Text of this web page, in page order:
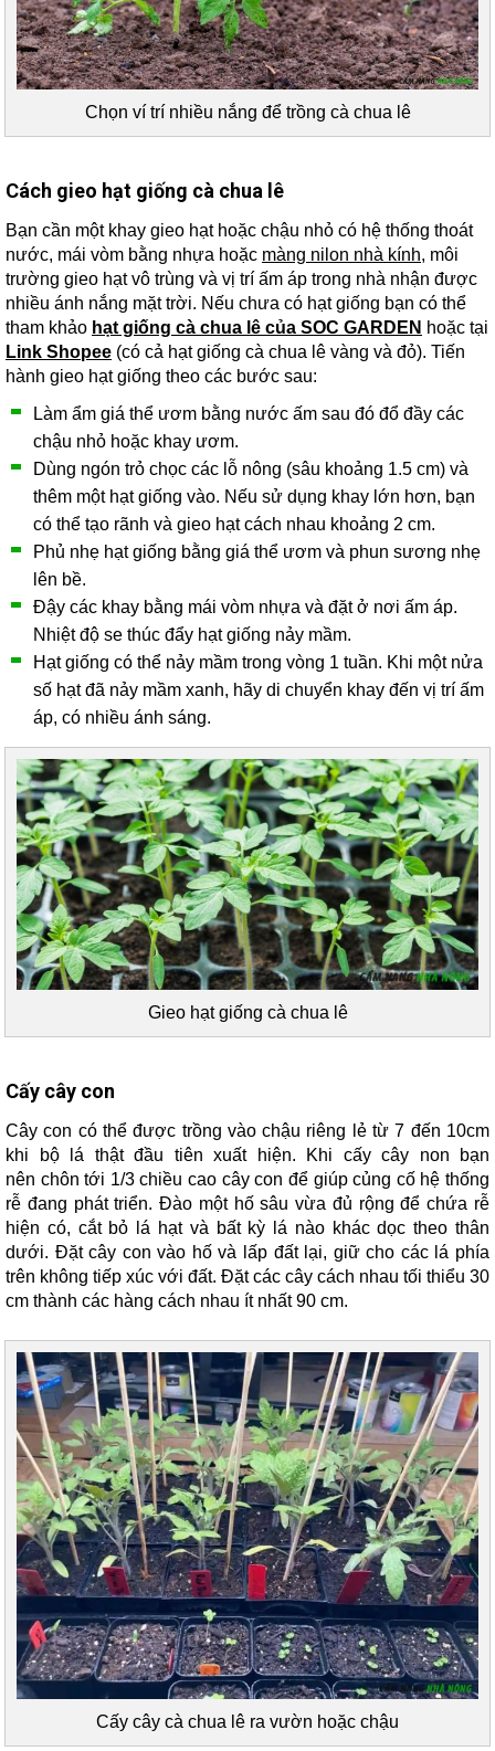
Chọn ví trí nhiều nắng để trồng cà chua lê
Cách gieo hạt giống cà chua lê
Bạn cần một khay gieo hạt hoặc chậu nhỏ có hệ thống thoát
nước, mái vòm bằng nhựa hoặc màng nilon nhà kính, môi
trường gieo hạt vô trùng và vị trí ấm áp trong nhà nhận được
nhiều ánh nắng mặt trời. Nếu chưa có hạt giống bạn có thể
tham khảo hạt giống cà chua lê của SOC GARDEN hoặc tại
Link Shopee (có cả hạt giống cà chua lê vàng và đỏ). Tiến
hành gieo hạt giống theo các bước sau:
Làm ẩm giá thể ươm bằng nước ấm sau đó đổ đầy các
chậu nhỏ hoặc khay ươm.
Dùng ngón trỏ chọc các lỗ nông (sâu khoảng 1.5 cm) và
thêm một hạt giống vào. Nếu sử dụng khay lớn hơn, bạn
có thể tạo rãnh và gieo hạt cách nhau khoảng 2 cm.
Phủ nhẹ hạt giống bằng giá thể ươm và phun sương nhẹ
lên bề.
Đậy các khay bằng mái vòm nhựa và đặt ở nơi ấm áp.
Nhiệt độ se thúc đẩy hạt giống nảy mầm.
Hạt giống có thể nảy mầm trong vòng 1 tuần. Khi một nửa
số hạt đã nảy mầm xanh, hãy di chuyển khay đến vị trí ấm
áp, có nhiều ánh sáng.
Gieo hạt giống cà chua lê
Cấy cây con
Cây con có thể được trồng vào chậu riêng lẻ từ 7 đến 10cm
khi bộ lá thật đầu tiên xuất hiện. Khi cấy cây non bạn
nên chôn tới 1/3 chiều cao cây con để giúp củng cố hệ thống
rễ đang phát triển. Đào một hố sâu vừa đủ rộng để chứa rễ
hiện có, cắt bỏ lá hạt và bất kỳ lá nào khác dọc theo thân
dưới. Đặt cây con vào hố và lấp đất lại, giữ cho các lá phía
trên không tiếp xúc với đất. Đặt các cây cách nhau tối thiểu 30
cm thành các hàng cách nhau ít nhất 90 cm.
Cấy cây cà chua lê ra vườn hoặc chậu